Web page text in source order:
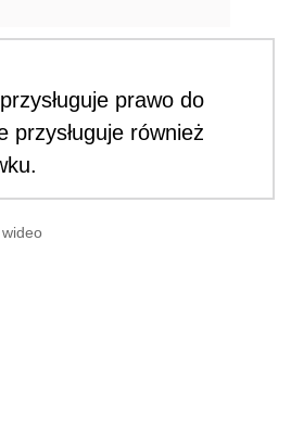
prawo do
przysługuje również